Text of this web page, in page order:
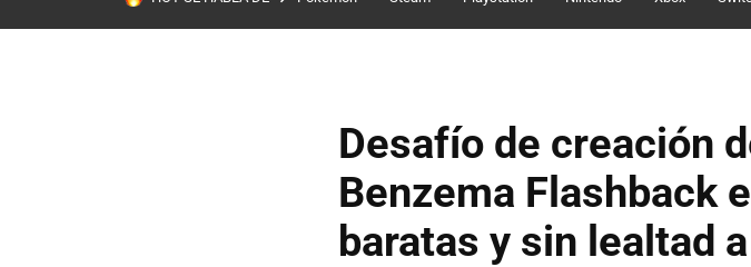
Desafío de creación
Benzema Flashback
baratas y sin lealtad